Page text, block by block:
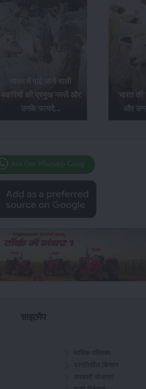
भारत की प्रमुख भेड़ नस्लें
और उनकी खासियतें...
पशुओं को
Join Our Whatsapp Group